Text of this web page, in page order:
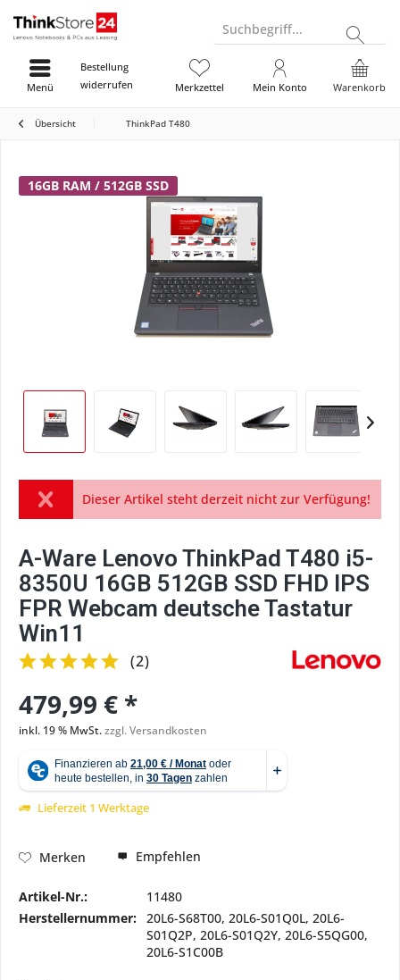
Suchbegriff...
Bestellung
widerrufen
Warenkorb
Merkzettel Mein Konto
Menü
Übersicht ThinkPad T480
16GB RAM / 512GB SSD
Dieser Artikel steht derzeit nicht zur Verfügung!
A-Ware Lenovo ThinkPad T480 i5-
8350U 16GB 512GB SSD FHD IPS
FPR Webcam deutsche Tastatur
Win11
(2)
479,99 € *
inkl. 19 % MwSt.zzgl. Versandkosten
Lieferzeit 1 Werktage
Merken Empfehlen
Artikel-Nr.:
11480
Herstellernummer: 20L6-S68T00, 20L6-S01Q0L, 20L6-
S01Q2P, 20L6-S01Q2Y, 20L6-S5QG00,
20L6-S1C00B